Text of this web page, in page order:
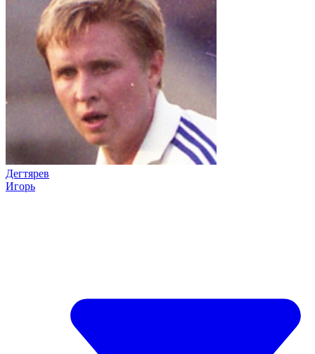
Дегтярев
Игорь